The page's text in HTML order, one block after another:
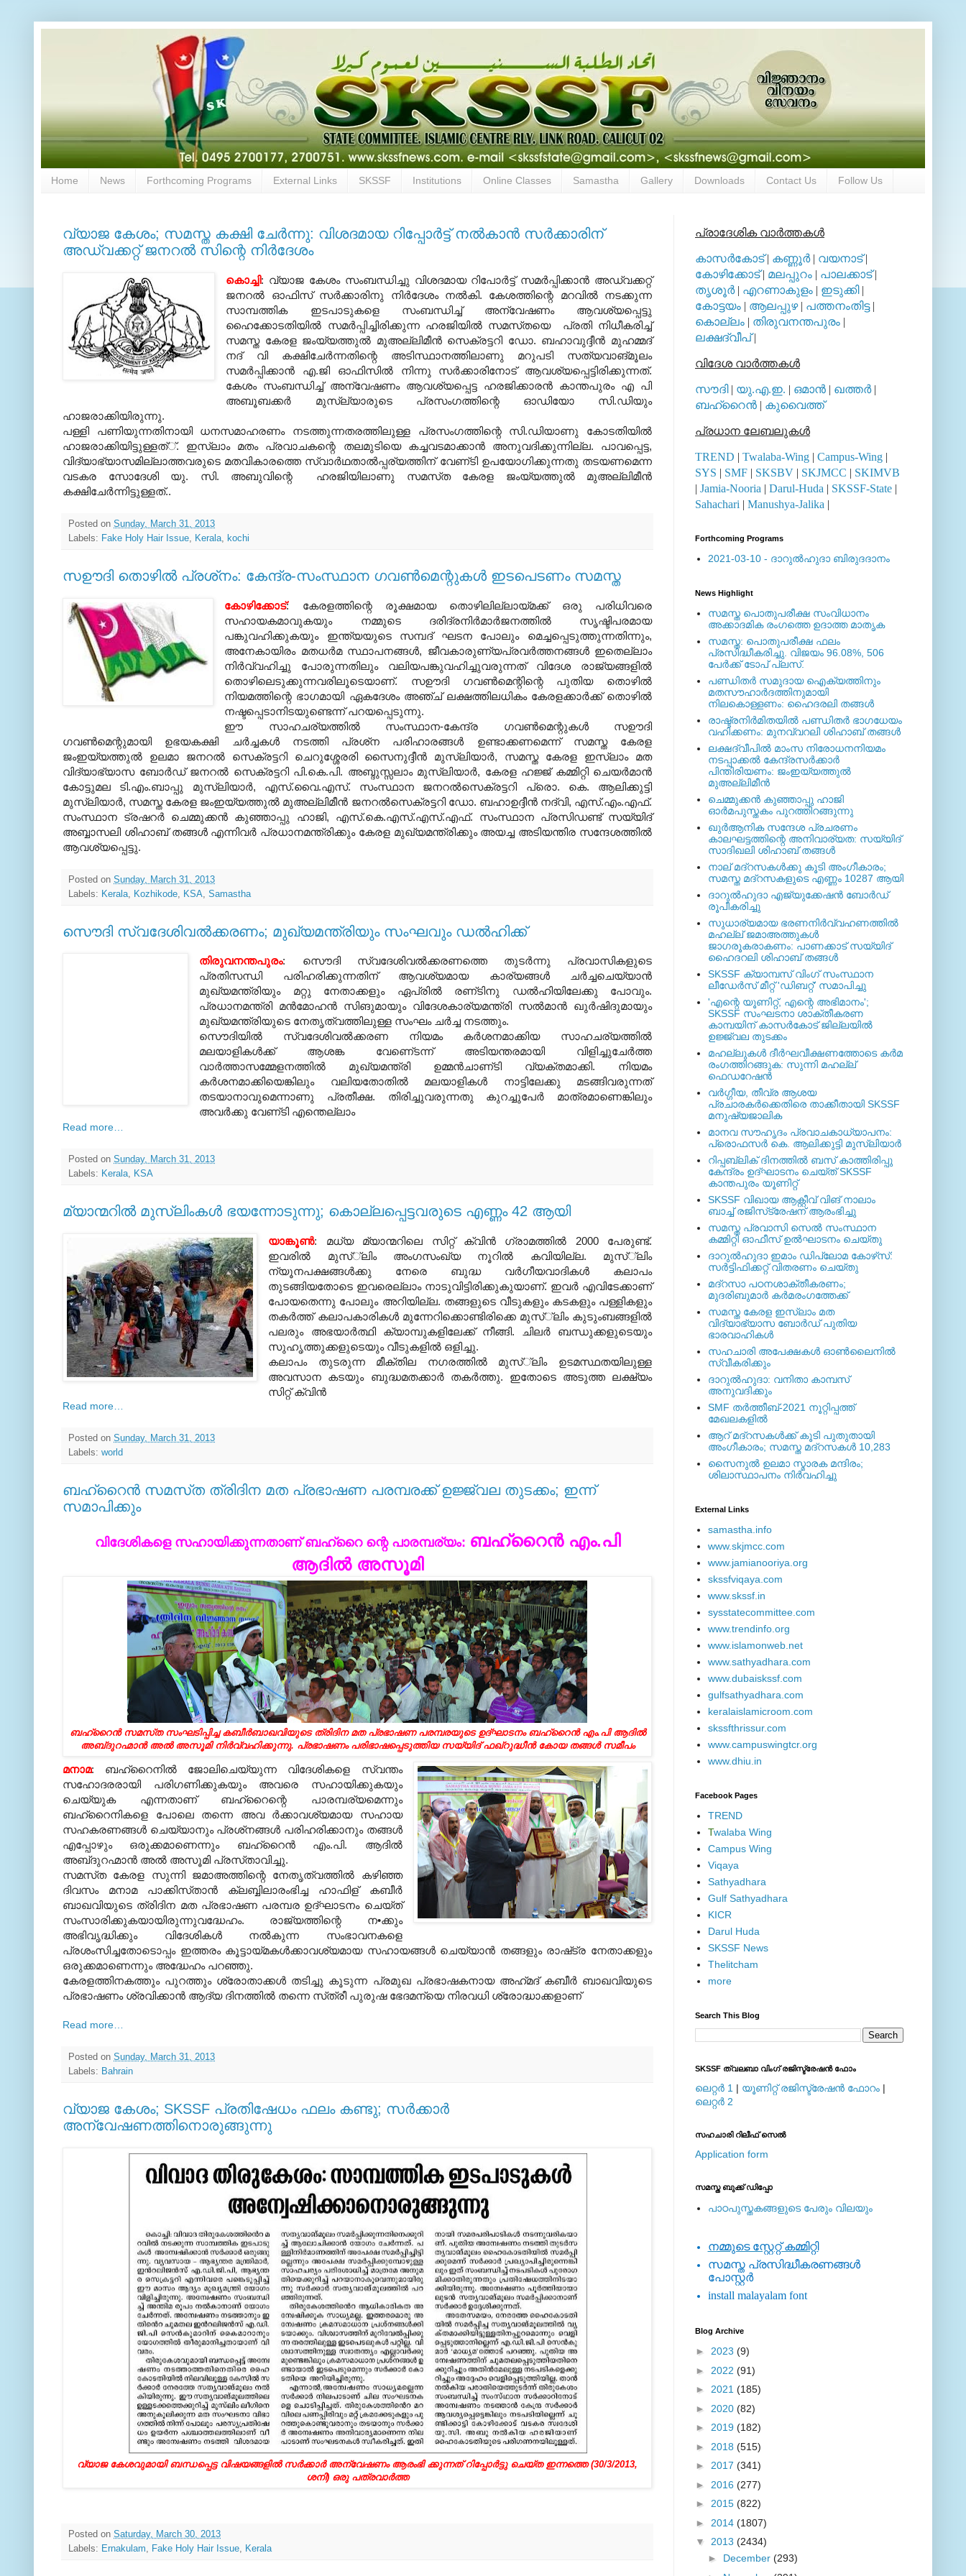
Home News Forthcoming Programs External Links SKSSF Institutions Online Classes Samastha Gallery Downloads Contact Us Follow Us
വ്യാജ കേശം; സമസ്ത കക്ഷി ചേർന്നു: വിശദമായ റിപ്പോര്‍ട്ട്‌ നല്‍കാൻ സർക്കാരിന്
അഡ്വക്കറ്റ്‌ ജനറല്‍ സിന്റെ നിര്‍ദേശം
കൊച്ചി: വ്യാജ കേശം സംബന്ധിച്ചു വിശദമായ റിപോര്‍ട്ട്‌ സമര്‍പ്പിക്കാന്‍ അഡ്വക്കറ്റ്‌
ജനറല്‍ ഓഫിസ്‌ സര്‍ക്കാരിനു നിര്‍ദേശം നല്‍കി. കേശത്തിന്റെ മറവില്‍ നടക്കുന്ന
സാമ്പത്തിക ഇടപാടുകളെ സംബന്ധിച്ച്‌ അന്വേഷണം ആവശ്യപ്പെട്ടു
ഹൈക്കോടതിയില്‍ സമര്‍പ്പിച്ചിരിക്കുന്ന ഹരജിയില്‍ സമസ്‌തയെ പ്രതി നിധീകരിച്ച്
സമസ്ത കേരള ജംയ്യത്തുല്‍ മുഅല്ലിമീന്‍ സെക്രട്ടറി ഡോ. ബഹാവുദ്ദീന്‍ മുഹമ്മദ്‌
നദ്‌ വി കക്ഷിചേര്‍ന്നതിന്റെ അടിസ്ഥാനത്തിലാണു മറുപടി സത്യവാങ്‌മൂലം
സമര്‍പ്പിക്കാന്‍ എ.ജി ഓഫിസില്‍ നിന്നു സര്‍ക്കാരിനോട്‌ ആവശ്യപ്പെട്ടിരിക്കുന്നത്‌.
കേശം സംബന്ധിച്ച്‌ അന്വേഷണം ആവശ്യപ്പെട്ട ഹരജിക്കാരന്‍ കാന്തപുരം എ പി
അബൂബക്കര്‍ മുസ്‌ല്യാരുടെ പ്രസംഗത്തിന്റെ ഓഡിയോ സി.ഡിയും
ഹാജരാക്കിയിരുന്നു.
പള്ളി പണിയുന്നതിനായി ധനസമാഹരണം നടത്തുന്നതരത്തിലുള്ള പ്രസംഗത്തിന്റെ സി.ഡിയാണു കോടതിയില്‍
ഹാജരാക്കിയിട്ടുള്ളത്‌്‌. ഇസ്‌ലാം മതം പ്രവാചകന്റെ തലമുടിയെ കച്ചവടമാക്കാന്‍ അനുവദിക്കുന്നില്ല. പാവപ്പെട്ട,
വിദ്യാഭ്യാസമില്ലാത്തവരുടെ മതവികാരത്തെ സ്വാര്‍ഥതാല്‍പ്പര്യത്തിന്‌ വേണ്‌ടി ഉപയോഗിക്കുന്നതു തടയണമെന്ന
വടകര സോദേശി യു. സി. അബുവിന്റെ ഹരജിയിലാണു സമസ്‌ത കേരള ജംയ്യത്തുല്‍ മുഅല്ലിമീന്‍
കക്ഷിചേര്‍ന്നിട്ടുള്ളത്‌..
Posted on Sunday, March 31, 2013
Labels: Fake Holy Hair Issue Kerala kochi
സഊദി തൊഴില്‍ പ്രശ്‌നം: കേന്ദ്ര-സംസ്ഥാന ഗവണ്‍മെന്റുകള്‍ ഇടപെടണം സമസ്ത
കോഴിക്കോട്: കേരളത്തിന്റെ രൂക്ഷമായ തൊഴിലില്ലായ്മക്ക് ഒരു പരിധിവരെ
സഹായകമാവുകയും നമ്മുടെ ദരിദ്രനിര്‍മാര്‍ജനത്തില്‍ സൃഷ്ടിപരമായ
പങ്കുവഹിക്കുകയും ഇന്ത്യയുടെ സമ്പദ് ഘടന പോലും മെച്ചപ്പെടുത്തുന്നതിന്നും,
അനേകായിരം മതധര്‍മ സ്ഥാപനങ്ങള്‍, ജീവകാരുണ്യപ്രവര്‍ത്തനങ്ങള്‍ ഇതെല്ലാം
നിര്‍വ്വഹിച്ചു പോരുന്നതിലും വലിയപങ്കുവഹിച്ചുവരുന്നത് വിദേശ രാജ്യങ്ങളില്‍
തൊഴിലെടുക്കുന്നവരിലൂടെയാണ്. സഊദി ഗവണ്‍മെന്റിന്റെ പുതിയ തൊഴില്‍
നിയമത്തിന്റെ ഭാഗമായി ഏകദേശം അഞ്ച് ലക്ഷത്തിലധികം കേരളക്കാര്‍ക്ക് തൊഴില്‍
നഷ്ടപ്പെടാനിടയുണ്ടെന്ന് പറയപ്പെടുന്നു.
ഈ സാഹചര്യത്തില്‍ സംസ്ഥാന-കേന്ദ്ര ഗവണ്‍മെന്റുകള്‍ സഊദി
ഗവണ്‍മെന്റുമായി ഉഭയകക്ഷി ചര്‍ച്ചകള്‍ നടത്തി പ്രശ്‌ന പരിഹാരങ്ങള്‍ ഉണ്ടാക്കണമെന്ന് സമസ്ത കേരള
ജംഇയ്യത്തുല്‍ ഉലമാ ജനറല്‍ സെക്രട്ടറി ചെറുശ്ശേരരി സൈനുദ്ദീന്‍ മുസ്‌ലിയാര്‍, സമസ്ത കേരള ഇസ്‌ലാം മത
വിദ്യാഭ്യാസ ബോര്‍ഡ് ജനറല്‍ സെക്രട്ടറി പി.കെ.പി. അബ്ദുസ്സലാം മുസ്‌ലിയാര്‍, കേരള ഹജ്ജ് കമ്മിറ്റി ചെയര്‍മാന്‍
കോട്ടുമല ടി.എം.ബാപ്പു മുസ്‌ലിയാര്‍, എസ്.വൈ.എസ്. സംസ്ഥാന ജനറല്‍സെക്രട്ടറി പ്രൊ. കെ. ആലിക്കുട്ടി
മുസ്‌ലിയാര്‍, സമസ്ത കേരള ജംഇയ്യത്തുല്‍ മുഅല്ലിമീന്‍ ജനറല്‍സെക്രട്ടറി ഡോ. ബഹാഉദ്ദീന്‍ നദ്‌വി, എസ്.എം.എഫ്.
സംസ്ഥാന ട്രഷറര്‍ ചെമ്മുക്കന്‍ കുഞ്ഞാപ്പു ഹാജി, എസ്.കെ.എസ്.എസ്.എഫ്. സംസ്ഥാന പ്രസിഡണ്ട് സയ്യിദ്
അബ്ബാസലി ശിഹാബ് തങ്ങള്‍ എന്നിവര്‍ പ്രധാനമന്ത്രിക്കും കേരള മുഖ്യമന്ത്രിക്കും അയച്ച അടിയന്തിര സന്ദേശത്തില്‍
ആവശ്യപ്പെട്ടു.
Posted on Sunday, March 31, 2013
Labels: Kerala Kozhikode KSA Samastha
സൌദി സ്വദേശിവല്‍ക്കരണം; മുഖ്യമന്ത്രിയും സംഘവും ഡല്‍ഹിക്ക്‌
തിരുവനന്തപുരം: സൌദി സ്വദേശിവല്‍ക്കരണത്തെ തുടര്‍ന്നു പ്രവാസികളുടെ
പ്രതിസന്ധി പരിഹരിക്കുന്നതിന്‌ ആവശ്യമായ കാര്യങ്ങള്‍ ചര്‍ച്ചചെയ്യാന്‍
മുഖ്യമന്ത്രിയും മറ്റു നേതാക്കളും ഏപ്രില്‍ രണ്‌ടിനു ഡല്‍ഹിയിലേക്കു പോവും.
പ്രധാനമന്ത്രി മന്‍മോഹന്‍ സിങുമായും വിദേശകാര്യമന്ത്രി സല്‍മാന്‍ ഖുര്‍ഷിദുമായും
മുഖ്യമന്ത്രിയുടെ നേതൃത്വത്തിലുള്ള സംഘം ചര്‍ച്ച നടത്തും.
സൌദിയില്‍ സ്വദേശിവല്‍ക്കരണ നിയമം കര്‍ശനമാക്കിയ സാഹചര്യത്തില്‍
മലയാളികള്‍ക്ക്‌ ആശങ്ക വേണെ്‌ടന്ന്‌ അടിയന്തരമായി വിളിച്ചുചേര്‍ത്ത
വാര്‍ത്താസമ്മേളനത്തില്‍ മുഖ്യമന്ത്രി ഉമ്മന്‍ചാണ്‌ടി വ്യക്തമാക്കി. നിയമം
കര്‍ശനമാക്കിയെങ്കിലും വലിയതോതില്‍ മലയാളികള്‍ നാട്ടിലേക്കു മടങ്ങിവരുന്നത്‌
തടയാനാവുമെന്നാണു പ്രതീക്ഷ. തിരിച്ചുവരുന്നതു കുറച്ചുപേര്‍ മാത്രമാണെങ്കിലും
അവര്‍ക്കു വേണ്‌ടി എന്തെല്ലാം
Read more…‎
Posted on Sunday, March 31, 2013
Labels: Kerala, KSA
മ്യാന്മറില്‍ മുസ്ലിംകള്‍ ഭയന്നോടുന്നു; കൊല്ലപ്പെട്ടവരുടെ എണ്ണം 42 ആയി
യാങ്കൂണ്‍: മധ്യ മ്യാന്മറിലെ സിറ്റ് ക്വിന്‍ ഗ്രാമത്തില്‍ 2000 പേരുണ്ട്.
ഇവരില്‍ മുസ്്‌ലിം അംഗസംഖ്യ നൂറില്‍ കവിയില്ല. മുസ്്‌ലിം
ന്യൂനപക്ഷങ്ങള്‍ക്കു നേരെ ബുദ്ധ വര്‍ഗീയവാദികള്‍ കലാപം
തുടങ്ങിയതോടെ ഇവരെല്ലാം നാടുവിട്ടിരിക്കുകുയാണ്. ഇവര്‍ എവിടേക്കാണ്
പോയതെന്നു പോലും അറിയില്ല. തങ്ങളുടെ വീടുകളും കടകളും പള്ളികളും
തകര്‍ത്ത് കലാപകാരികള്‍ മുന്നേറിക്കൊണ്ടിരിക്കെ മുസ്്‌ലിം കുടുംബങ്ങളില്‍
പലരും അഭയാര്‍ത്ഥി ക്യാമ്പുകളിലേക്ക് നീങ്ങി. ചിലര്‍ ബന്ധുക്കളുടെയും
സുഹൃത്തുക്കളുടെയും വീടുകളില്‍ ഒളിച്ചു.
കലാപം തുടരുന്ന മീക്തില നഗരത്തില്‍ മുസ്്‌ലിം ഉടമസ്ഥതയിലുള്ള
അവസാന കടയും ബുദ്ധമതക്കാര്‍ തകര്‍ത്തു. ഇതോടെ അടുത്ത ലക്ഷ്യം
സിറ്റ് ക്വിന്‍
Read more…‎
Posted on Sunday, March 31, 2013
Labels: world
ബഹ്‌റൈന്‍ സമസ്‌ത ത്രിദിന മത പ്രഭാഷണ പരമ്പരക്ക് ഉജ്ജ്വല തുടക്കം; ഇന്ന്
സമാപിക്കും
വിദേശികളെ സഹായിക്കുന്നതാണ്‌ ബഹ്‌റൈ ന്റെ പാരമ്പര്യം: ബഹ്‌റൈന്‍ എം.പി
ആദില്‍ അസൂമി
ബഹ്‌റൈന്‍ സമസ്‌ത സംഘടിപ്പിച്ച കബീര്‍ബാഖവിയുടെ ത്രിദിന മത പ്രഭാഷണ പരമ്പരയുടെ ഉദ്‌ഘാടനം ബഹ്‌റൈന്‍ എം.പി ആദില്‍
അബ്‌ദുറഹ്മാന്‍ അല്‍ അസൂമി നിര്‍വ്വഹിക്കുന്നു. പ്രഭാഷണം പരിഭാഷപ്പെടുത്തിയ സയ്യിദ്‌ ഫഖ്‌റുദ്ധീന്‍ കോയ തങ്ങള്‍ സമീപം
മനാമ: ബഹ്‌റൈനില്‍ ജോലിചെയ്യുന്ന വിദേശികളെ സ്വന്തം
സഹോദരരായി പരിഗണിക്കുകയും അവരെ സഹായിക്കുകയും
ചെയ്യുക എന്നതാണ്‌ ബഹ്‌റൈന്റെ പാരമ്പര്യമെന്നും
ബഹ്‌റൈനികളെ പോലെ തന്നെ അവ ര്‍ക്കാവശ്യമായ സഹായ
സഹകരണങ്ങള്‍ ചെയ്യാനും പ്രശ്‌നങ്ങള്‍ പരിഹരിക്കാനും തങ്ങള്‍
എപ്പോഴും ഒരുക്കമാണെന്നും ബഹ്‌റൈന്‍ എം.പി. ആദില്‍
അബ്‌ദുറഹ്മാന്‍ അല്‍ അസൂമി പ്രസ്‌താവിച്ചു.
സമസ്‌ത കേരള സുന്നി ജമാഅത്തിന്റെ നേതൃത്വത്തില്‍ കഴിഞ്ഞ
ദിവസം മനാമ പാക്കിസ്‌താന്‍ ക്ലബ്ബിലാരംഭിച്ച ഹാഫിള്‌ കബീര്‍
ബാഖവിയുടെ ത്രിദിന മത പ്രഭാഷണ പരമ്പര ഉദ്‌ഘാടനം ചെയ്‌ത്‌
സംസാരിക്കുകയായിരുന്നുവദ്ധേഹം. രാജ്യത്തിന്റെ ന•ക്കും
അഭിവൃദ്ധിക്കും വിദേശികള്‍ നല്‍കുന്ന സംഭാവനകളെ
പ്രശംസിച്ചതോടൊപ്പം ഇത്തരം കൂട്ടായ്‌മകള്‍ക്കാവശ്യമായ സഹായങ്ങള്‍ ചെയ്യാന്‍ തങ്ങളും രാഷ്‌ട്ര നേതാക്കളും
ഒരുക്കമാണെന്നും അദ്ധേഹം പറഞ്ഞു.
കേരളത്തിനകത്തും പുറത്തും ശ്രോതാക്കള്‍ തടിച്ചു കൂടുന്ന പ്രമുഖ പ്രഭാഷകനായ അഹ്‌മദ്‌ കബീര്‍ ബാഖവിയുടെ
പ്രഭാഷണം ശ്രവിക്കാന്‍ ആദ്യ ദിനത്തില്‍ തന്നെ സ്‌ത്രീ പുരുഷ ഭേദമന്യെ നിരവധി ശ്രോദ്ധാക്കളാണ്‌
Read more…‎
Posted on Sunday, March 31, 2013
Labels: Bahrain
വ്യാജ കേശം; SKSSF പ്രതിഷേധം ഫലം കണ്ടു; സര്‍ക്കാര്‍
അന്വേഷണത്തിനൊരുങ്ങുന്നു
വ്യാജ കേശവുമായി ബന്ധപ്പെട്ട വിഷയങ്ങളില്‍ സര്‍ക്കാര്‍ അന്വേഷണം ആരംഭി ക്കുന്നത്‌ റിപ്പോര്‍ട്ടു ചെയ്‌ത ഇന്നത്തെ (30/3/2013,
ശനി) ഒരു പത്രവാര്‍ത്ത
Posted on Saturday, March 30, 2013
Labels: Ernakulam, Fake Holy Hair Issue, Kerala
പ്രാദേശിക വാര്‍ത്തകള്‍
കാസര്‍കോട്| കണ്ണൂര്‍| വയനാട്|
കോഴിക്കോട്| മലപ്പുറം | പാലക്കാട്|
തൃശൂര്‍| എറണാകുളം | ഇടുക്കി|
കോട്ടയം | ആലപ്പുഴ| പത്തനംതിട്ട|
കൊല്ലം | തിരുവനന്തപുരം |
ലക്ഷദ്വീപ്|
വിദേശ വാര്‍ത്തകള്‍
സൗദി| യു.എ.ഇ. | ഒമാന്‍ | ഖത്തര്‍|
ബഹ്റൈന്‍ | കുവൈത്ത്
പ്രധാന ലേബലുകള്‍
TREND | Twalaba-Wing | Campus-Wing |
SYS | SMF | SKSBV | SKJMCC | SKIMVB
| Jamia-Nooria | Darul-Huda | SKSSF-State |
Sahachari | Manushya-Jalika |
Forthcoming Programs
2021-03-10 - ദാറുല്‍ഹുദാ ബിരുദദാനം
News Highlight
സമസ്ത പൊതുപരീക്ഷ സംവിധാനം
അക്കാദമിക രംഗത്തെ ഉദാത്ത മാതൃക
സമസ്ത: പൊതുപരീക്ഷ ഫലം
പ്രസിദ്ധീകരിച്ചു. വിജയം 96.08%, 506
പേര്‍ക്ക് ടോപ് പ്ലസ്.
പണ്ഡിതര്‍ സമുദായ ഐക്യത്തിനും
മതസൗഹാര്‍ദത്തിനുമായി
നിലകൊള്ളണം: ഹൈദരലി തങ്ങള്‍
രാഷ്ട്രനിര്‍മിതയില്‍ പണ്ഡിതര്‍ ഭാഗധേയം
വഹിക്കണം: മുനവ്വറലി ശിഹാബ് തങ്ങള്‍
ലക്ഷദ്വീപില്‍ മാംസ നിരോധനനിയമം
നടപ്പാക്കല്‍ കേന്ദ്രസര്‍ക്കാര്‍
പിന്തിരിയണം: ജംഇയ്യത്തുല്‍
മുഅല്ലിമീന്‍
ചെമ്മുക്കന്‍ കുഞ്ഞാപ്പു ഹാജി
ഓര്‍മപുസ്തകം പുറത്തിറങ്ങുന്നു
ഖുര്‍ആനിക സന്ദേശ പ്രചരണം
കാലഘട്ടത്തിന്റെ അനിവാര്യത: സയ്യിദ്
സാദിഖലി ശിഹാബ് തങ്ങള്‍
നാല് മദ്‌റസകള്‍ക്കു കൂടി അംഗീകാരം;
സമസ്ത മദ്‌റസകളുടെ എണ്ണം 10287 ആയി
ദാറുല്‍ഹുദാ എജ്യുക്കേഷന്‍ ബോര്‍ഡ്
രൂപീകരിച്ചു
സുധാര്യമായ ഭരണനിര്‍വ്വഹണത്തില്‍
മഹല്ല് ജമാഅത്തുകള്‍
ജാഗരൂകരാകണം: പാണക്കാട് സയ്യിദ്
ഹൈദറലി ശിഹാബ് തങ്ങള്‍
SKSSF ക്യാമ്പസ് വിംഗ് സംസ്ഥാന
ലീഡേർസ് മീറ്റ് 'ഡിബറ്റ്' സമാപിച്ചു
'എന്റെ യൂണിറ്റ്, എന്റെ അഭിമാനം';
SKSSF സംഘടനാ ശാക്തീകരണ
കാമ്പയിന് കാസര്‍കോട് ജില്ലയില്‍
ഉജ്ജ്വല തുടക്കം
മഹല്ലുകള്‍ ദീര്‍ഘവീക്ഷണത്തോടെ കര്‍മ
രംഗത്തിറങ്ങുക: സുന്നി മഹല്ല്
ഫെഡറേഷന്‍
വര്‍ഗ്ഗീയ, തീവ്ര ആശയ
പ്രചാരകര്‍ക്കെതിരെ താക്കീതായി SKSSF
മനുഷ്യജാലിക
മാനവ സൗഹൃദം പ്രവാചകാധ്യാപനം:
പ്രൊഫസർ കെ. ആലിക്കുട്ടി മുസ്ലിയാർ
റിപ്പബ്ലിക് ദിനത്തില്‍ ബസ് കാത്തിരിപ്പു
കേന്ദ്രം ഉദ്ഘാടനം ചെയ്ത്‌ SKSSF
കാന്തപുരം യൂണിറ്റ്
SKSSF വിഖായ ആക്റ്റീവ് വിങ് നാലാം
ബാച്ച് രജിസ്‌ട്രേഷന് ആരംഭിച്ചു
സമസ്ത പ്രവാസി സെല്‍ സംസ്ഥാന
കമ്മിറ്റി ഓഫീസ് ഉല്‍ഘാടനം ചെയ്തു
ദാറുല്‍ഹുദാ ഇമാം ഡിപ്ലോമ കോഴ്‌സ്:
സര്‍ട്ടിഫിക്കറ്റ് വിതരണം ചെയ്തു
മദ്‌റസാ പഠനശാക്തീകരണം;
മുദരിബുമാര്‍ കര്‍മരംഗത്തേക്ക്
സമസ്ത കേരള ഇസ്ലാം മത
വിദ്യാഭ്യാസ ബോര്‍ഡ് പുതിയ
ഭാരവാഹികള്‍
സഹചാരി അപേക്ഷകൾ ഓൺലൈനിൽ
സ്വീകരിക്കും
ദാറുല്‍ഹുദാ: വനിതാ കാമ്പസ്
അനുവദിക്കും
SMF തര്‍ത്തീബ്-2021 നൂറ്റിപ്പത്ത്
മേഖലകളില്‍
ആറ് മദ്റസകള്‍ക്ക് കൂടി പുതുതായി
അംഗീകാരം; സമസ്ത മദ്റസകള്‍ 10,283
സൈനുല്‍ ഉലമാ സ്മാരക മന്ദിരം;
ശിലാസ്ഥാപനം നിര്‍വഹിച്ചു
External ‎Links
samastha.info
www.skjmcc.com
www.jamianooriya.org
skssfviqaya.com
www.skssf.in
sysstatecommittee.com
www.trendinfo.org
www.islamonweb.net
www.sathyadhara.com
www.dubaiskssf.com
gulfsathyadhara.com
keralaislamicroom.com
skssfthrissur.com
www.campuswingtcr.org
www.dhiu.in
Facebook Pages
TREND
Twalaba Wing
Campus Wing
Viqaya
Sathyadhara
Gulf Sathyadhara
KICR
Darul Huda
SKSSF News
Thelitcham
more
Search This Blog
SKSSF ത്വലബാ വിംഗ് രജിസ്ട്രേഷന്‍ ഫോം
ലെറ്റര്‍ 1 | യൂണിറ്റ് രജിസ്ട്രേഷന്‍ ഫോറം |
ലെറ്റര്‍ 2
സഹചാരി റിലീഫ് സെല്‍
Application form
സമസ്ത ബുക്ക് ഡിപ്പോ
പാഠപുസ്തകങ്ങളുടെ പേരും വിലയും
നമ്മുടെ സ്റ്റേറ്റ് കമ്മിറ്റി
സമസ്ത പ്രസിദ്ധീകരണങ്ങള്‍
പോസ്റ്റര്‍
install malayalam font
Blog Archive
► 2023 (9)
► 2022 (91)
► 2021 (185)
► 2020 (82)
► 2019 (182)
► 2018 (515)
► 2017 (341)
► 2016 (277)
► 2015 (822)
► 2014 (1807)
▼ 2013 (2434)
► December (293)